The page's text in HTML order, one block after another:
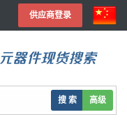
供应商登录
器件现货搜索
搜 索 高级